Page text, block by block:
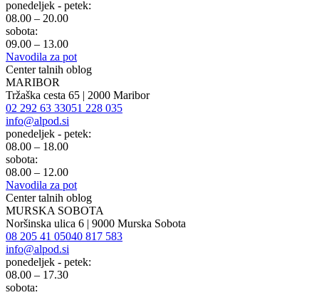
ponedeljek - petek:
08.00 – 20.00
sobota:
09.00 – 13.00
Navodila za pot
Center talnih oblog
MARIBOR
Tržaška cesta 65 | 2000 Maribor
02 292 63 33051 228 035
info@alpod.si
ponedeljek - petek:
08.00 – 18.00
sobota:
08.00 – 12.00
Navodila za pot
Center talnih oblog
MURSKA SOBOTA
Noršinska ulica 6 | 9000 Murska Sobota
08 205 41 05040 817 583
info@alpod.si
ponedeljek - petek:
08.00 – 17.30
sobota: